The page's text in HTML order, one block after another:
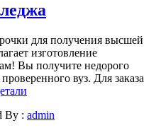
для получения высшей
изготовление
Вы получите недорого
вуз. Для заказа
By : admin